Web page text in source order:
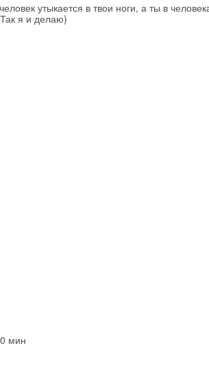
утыкается в твои ноги, а ты в
я и делаю)
мин